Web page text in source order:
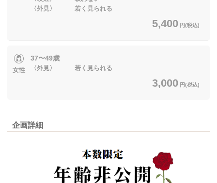
〈外見〉 若く見られる
5,400 円(税込)
女性
37〜49歳
〈外見〉 若く見られる
3,000 円(税込)
企画詳細